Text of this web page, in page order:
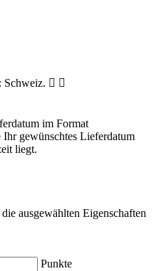
Schweiz.
im Format
Ihr gewünschtes Lieferdatum
liegt.
ausgewählten Eigenschaften
Punkte